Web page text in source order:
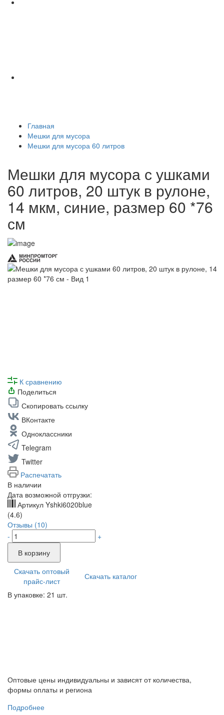
Главная
Мешки для мусора
Мешки для мусора 60 литров
Мешки для мусора с ушками
60 литров, 20 штук в рулоне,
14 мкм, синие, размер 60 *76
см
К сравнению
Поделиться
Скопировать ссылку
ВКонтакте
Одноклассники
Telegram
Twitter
Распечатать
В наличии
Дата возможной отгрузки:
Артикул Yshki6020blue
(4.6)
Отзывы (10)
-
+
В корзину
Скачать оптовый
прайс-лист
Скачать каталог
В упаковке: 21 шт.
Оптовые цены индивидуальны и зависят от количества,
формы оплаты и региона
Подробнее